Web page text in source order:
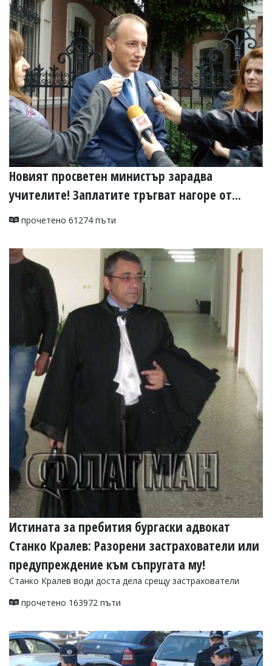
Новият просветен министър зарадва
учителите! Заплатите тръгват нагоре от...
прочетено 61274 пъти
Истината за пребития бургаски адвокат
Станко Кралев: Разорени застрахователи или
предупреждение към съпругата му!
Станко Кралев води доста дела срещу застрахователи
прочетено 163972 пъти